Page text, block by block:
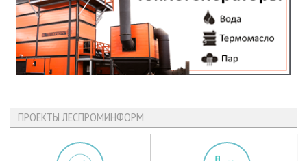
ПРОЕКТЫ ЛЕСПРОМИНФОРМ